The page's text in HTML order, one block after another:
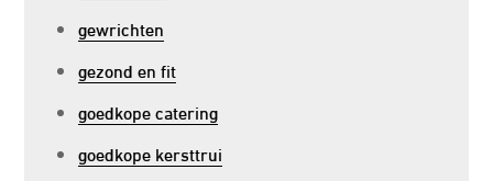
gewrichten
gezond en fit
goedkope catering
goedkope kersttrui